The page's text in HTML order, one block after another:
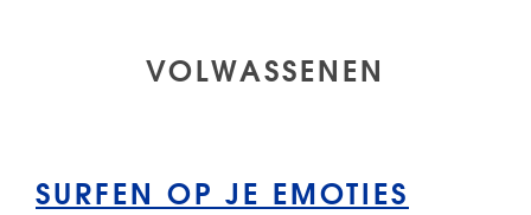
VOLWASSENEN
SURFEN OP JE EMOTIES